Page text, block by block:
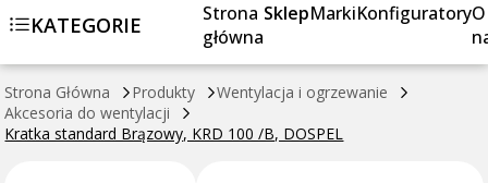
KATEGORIE
Strona
główna
SklepMarkiKonfiguratoryO
Strona Główna Produkty
Wentylacja i ogrzewanie
Akcesoria do wentylacji
Kratka standard Brązowy, KRD 100 /B, DOSPEL